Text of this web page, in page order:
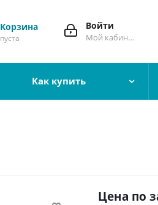
Корзина
пуста
Войти
Мой кабинет
Как купить
Цена по